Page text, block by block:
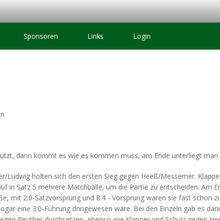
Sponsoren Links Login
dann kommt es wie es kommen muss, am Ende unterliegt man
Ludwig holten sich den ersten Sieg gegen Heeß/Messemer.
in Satz 5 mehrere Matchbälle, um die Partie zu entscheiden. Am
mit 2:0-Satzvorsprung und 8:4 - Vorsprung waren sie fast schon
eine 3:0-Führung dringewesen wäre. Bei den Einzeln gab es